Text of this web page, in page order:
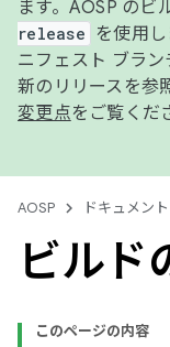
ます。AOSP のビ
release
を使用し
ニフェスト ブラ
新のリリースを参
変更点をご覧くだ
AOSP ドキュメント
ビルド
このページの内容